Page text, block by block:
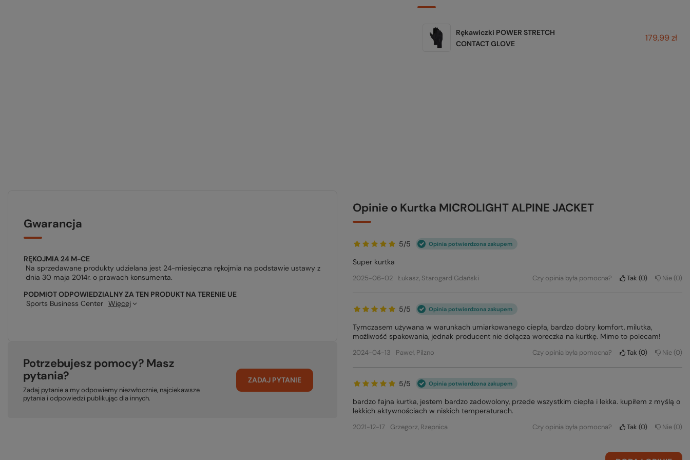
Rękawiczki POWER STRETCH
CONTACT GLOVE
179,99 zł
Gwarancja
RĘKOJMIA 24 M-CE
Na sprzedawane produkty udzielana jest 24-miesięczna rękojmia na podstawie ustawy z
dnia 30 maja 2014r. o prawach konsumenta.
PODMIOT ODPOWIEDZIALNY ZA TEN PRODUKT NA TERENIE UE
Sports Business Center Więcej
Potrzebujesz pomocy? Masz
pytania?
Zadaj pytanie a my odpowiemy niezwłocznie, najciekawsze
pytania i odpowiedzi publikując dla innych.
ZADAJ PYTANIE
Opinie o Kurtka MICROLIGHT ALPINE JACKET
5/5 Opinia potwierdzona zakupem
Super kurtka
2025-06-02 Łukasz, Starogard Gdański Czy opinia była pomocna? Tak 0 Nie 0
5/5 Opinia potwierdzona zakupem
Tymczasem używana w warunkach umiarkowanego ciepła, bardzo dobry komfort, milutka,
możliwość spakowania, jednak producent nie dołącza woreczka na kurtkę. Mimo to polecam!
2024-04-13 Paweł, Pilzno Czy opinia była pomocna? Tak 0 Nie 0
5/5 Opinia potwierdzona zakupem
bardzo fajna kurtka, jestem bardzo zadowolony, przede wszystkim ciepła i lekka. kupiłem z myślą o
lekkich aktywnościach w niskich temperaturach.
2021-12-17 Grzegorz, Rzepnica Czy opinia była pomocna? Tak 0 Nie 0